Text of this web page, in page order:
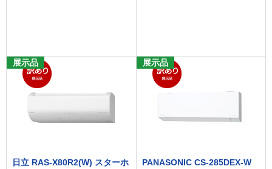
展示品
日立 RAS-X80R2(W) スターホ
展示品
PANASONIC CS-285DEX-W